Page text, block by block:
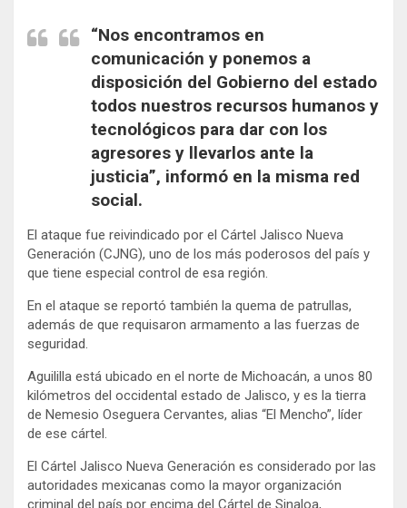
“Nos encontramos en
comunicación y ponemos a
disposición del Gobierno del estado
todos nuestros recursos humanos y
tecnológicos para dar con los
agresores y llevarlos ante la
justicia”, informó en la misma red
social.
El ataque fue reivindicado por el Cártel Jalisco Nueva
Generación (CJNG), uno de los más poderosos del país y
que tiene especial control de esa región.
En el ataque se reportó también la quema de patrullas,
además de que requisaron armamento a las fuerzas de
seguridad.
Aguililla está ubicado en el norte de Michoacán, a unos 80
kilómetros del occidental estado de Jalisco, y es la tierra
de Nemesio Oseguera Cervantes, alias “El Mencho”, líder
de ese cártel.
El Cártel Jalisco Nueva Generación es considerado por las
autoridades mexicanas como la mayor organización
criminal del país por encima del Cártel de Sinaloa,